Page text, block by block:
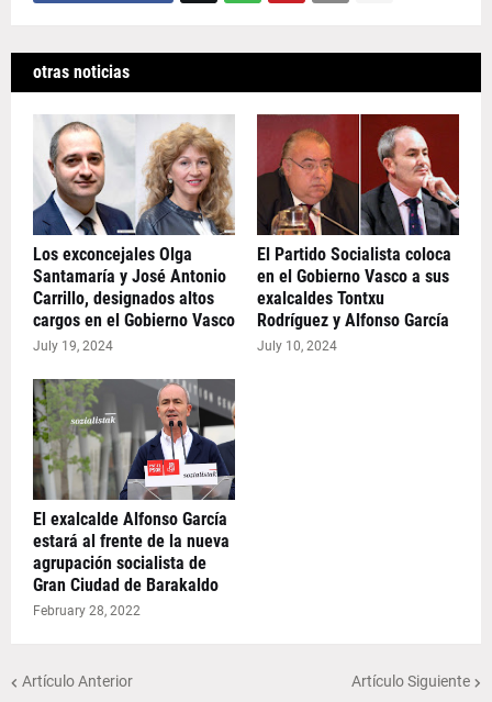
otras noticias
Los exconcejales Olga
Santamaría y José Antonio
Carrillo, designados altos
cargos en el Gobierno Vasco
July 19, 2024
El Partido Socialista coloca
en el Gobierno Vasco a sus
exalcaldes Tontxu
Rodríguez y Alfonso García
July 10, 2024
El exalcalde Alfonso García
estará al frente de la nueva
agrupación socialista de
Gran Ciudad de Barakaldo
February 28, 2022
Artículo Anterior Artículo Siguiente